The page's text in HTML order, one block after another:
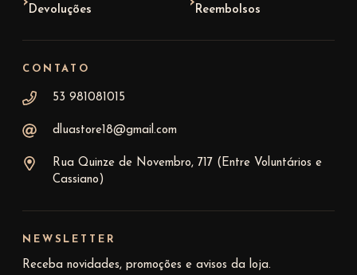
Devoluções
Reembolsos
CONTATO
53 981081015
dluastore18@gmail.com
Rua Quinze de Novembro, 717 (Entre Voluntários e
Cassiano)
NEWSLETTER
Receba novidades, promoções e avisos da loja.